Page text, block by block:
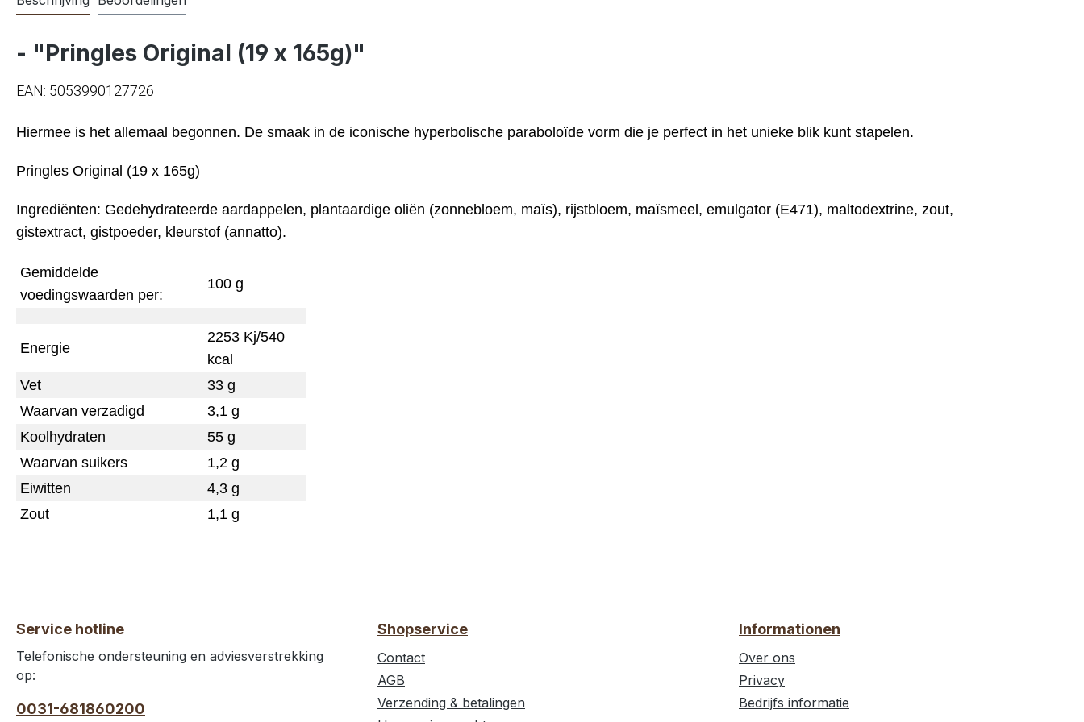
- "Pringles Original (19 x 165g)"
EAN: 5053990127726
Hiermee is het allemaal begonnen. De smaak in de iconische hyperbolische paraboloïde vorm die je perfect in het unieke blik kunt stapelen.
Pringles Original (19 x 165g)
Ingrediënten: Gedehydrateerde aardappelen, plantaardige oliën (zonnebloem, maïs), rijstbloem, maïsmeel, emulgator (E471), maltodextrine, zout,
gistextract, gistpoeder, kleurstof (annatto).
Gemiddelde
voedingswaarden per:
100 g
Energie
2253 Kj/540
kcal
Vet
33 g
Waarvan verzadigd
3,1 g
Koolhydraten
55 g
Waarvan suikers
1,2 g
Eiwitten
4,3 g
Zout
1,1 g
Service hotline
Telefonische ondersteuning en adviesverstrekking
op:
0031-681860200
Shopservice
Contact
AGB
Verzending & betalingen
Informationen
Over ons
Privacy
Bedrijfs informatie